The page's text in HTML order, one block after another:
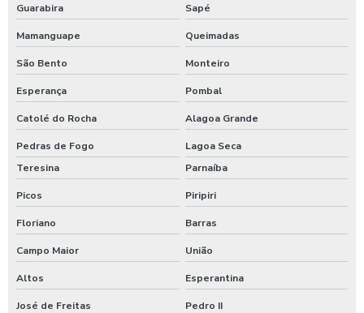
Guarabira Sapé
Mamanguape Queimadas
São Bento Monteiro
Esperança Pombal
Catolé do Rocha Alagoa Grande
Pedras de Fogo
Lagoa Seca
Teresina
Parnaíba
Picos Piripiri
Floriano Barras
Campo Maior União
Altos Esperantina
José de Freitas Pedro II